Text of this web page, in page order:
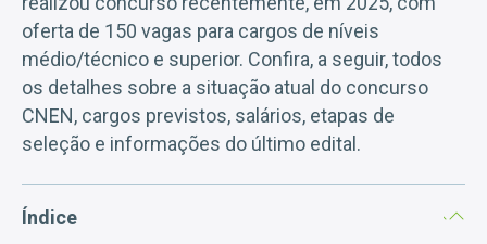
oferta de 150 vagas para cargos de níveis
médio/técnico e superior. Confira, a seguir, todos
os detalhes sobre a situação atual do concurso
CNEN, cargos previstos, salários, etapas de
seleção e informações do último edital.
Índice